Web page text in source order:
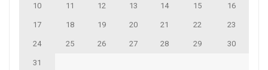
10 11 12 13 14 15 16
17 18 19 20 21 22 23
24 25 26 27 28 29 30
31